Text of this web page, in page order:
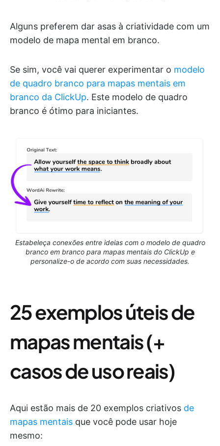
Alguns preferem dar asas à criatividade com um
modelo de mapa mental em branco.
Se sim, você vai querer experimentar o modelo
de quadro branco para mapas mentais em
branco da ClickUp. Este modelo de quadro
branco é ótimo para iniciantes.
Estabeleça conexões entre ideias com o modelo de quadro
branco em branco para mapas mentais do ClickUp e
personalize-o de acordo com suas necessidades.
25 exemplos úteis de
mapas mentais (+
casos de uso reais)
Aqui estão mais de 20 exemplos criativos de
mapas mentais que você pode usar hoje
mesmo: